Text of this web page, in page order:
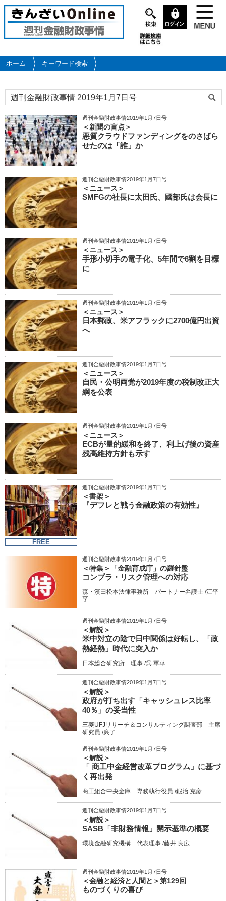
メ
イ
コ
ン
に
移
動
ホーム キーワード検索
週刊金融財政事情2019年1月7日号
＜新聞の盲点＞
悪質クラウドファンディングをのさばら
せたのは「誰」か
週刊金融財政事情2019年1月7日号
＜ニュース＞
SMFGの社長に太田氏、國部氏は会長に
週刊金融財政事情2019年1月7日号
＜ニュース＞
手形小切手の電子化、5年間で6割を目標
に
週刊金融財政事情2019年1月7日号
＜ニュース＞
日本郵政、米アフラックに2700億円出資
へ
週刊金融財政事情2019年1月7日号
＜ニュース＞
自民・公明両党が2019年度の税制改正大
綱を公表
週刊金融財政事情2019年1月7日号
＜ニュース＞
ECBが量的緩和を終了、利上げ後の資産
残高維持方針も示す
FREE
週刊金融財政事情2019年1月7日号
＜書架＞
『デフレと戦う金融政策の有効性』
週刊金融財政事情2019年1月7日号
＜特集＞「金融育成庁」の羅針盤
コンプラ・リスク管理への対応
森・濱田松本法律事務所 パートナー弁護士 /江平
享
週刊金融財政事情2019年1月7日号
＜解説＞
米中対立の陰で日中関係は好転し、「政
熱経熱」時代に突入か
日本総合研究所 理事 /呉 軍華
週刊金融財政事情2019年1月7日号
＜解説＞
政府が打ち出す「キャッシュレス比率
40％」の妥当性
三菱UFJリサーチ＆コンサルティング調査部 主席
研究員 /廉了
週刊金融財政事情2019年1月7日号
＜解説＞
「 商工中金経営改革プログラム」に基づ
く再出発
商工組合中央金庫 専務執行役員 /鍜治 克彦
週刊金融財政事情2019年1月7日号
＜解説＞
SASB「非財務情報」開示基準の概要
環境金融研究機構 代表理事 /藤井 良広
週刊金融財政事情2019年1月7日号
＜金融と経済と人間と＞第129回
ものづくりの喜び